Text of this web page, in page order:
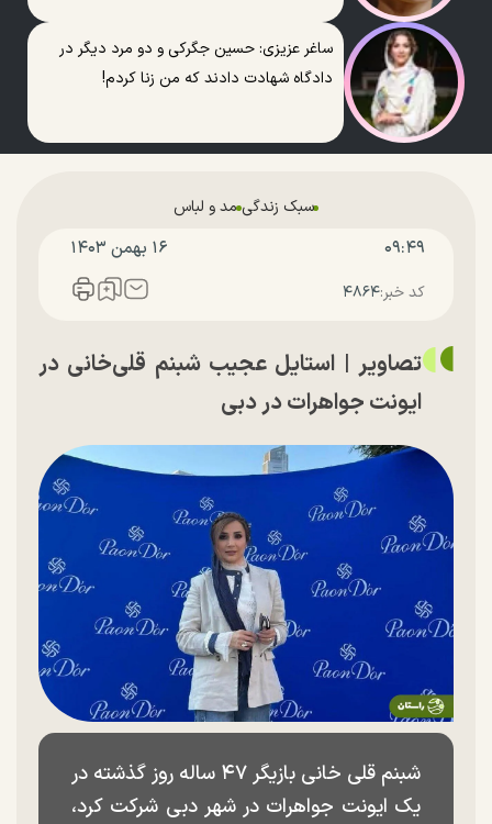
ساغر عزیزی: حسین جگرکی و دو مرد دیگر در
دادگاه شهادت دادند که من زنا کردم!
سبک زندگی مد و لباس
۰۹:۴۹ ۱۶ بهمن ۱۴۰۳
کد خبر:۴۸۶۴
تصاویر | استایل عجیب شبنم قلی‌خانی در
ایونت جواهرات در دبی
شبنم قلی خانی بازیگر ۴۷ ساله روز گذشته در
یک ایونت جواهرات در شهر دبی شرکت کرد،